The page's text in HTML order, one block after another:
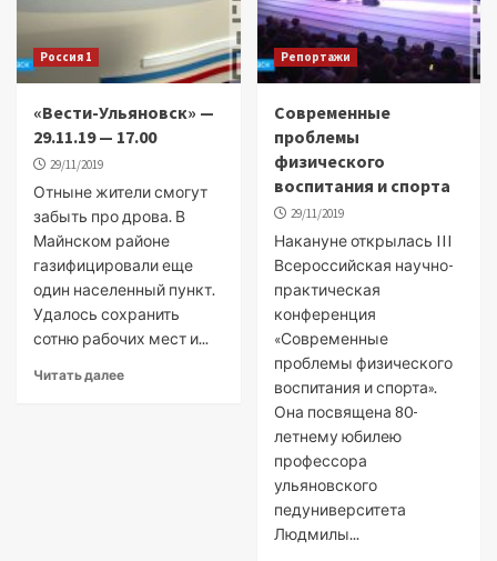
Россия 1
«Вести-Ульяновск» —
29.11.19 — 17.00
29/11/2019
Отныне жители смогут
забыть про дрова. В
Майнском районе
газифицировали еще
один населенный пункт.
Удалось сохранить
сотню рабочих мест и...
Читать далее
Репортажи
Современные
проблемы
физического
воспитания и спорта
29/11/2019
Накануне открылась III
Всероссийская научно-
практическая
конференция
«Современные
проблемы физического
воспитания и спорта».
Она посвящена 80-
летнему юбилею
профессора
ульяновского
педуниверситета
Людмилы...